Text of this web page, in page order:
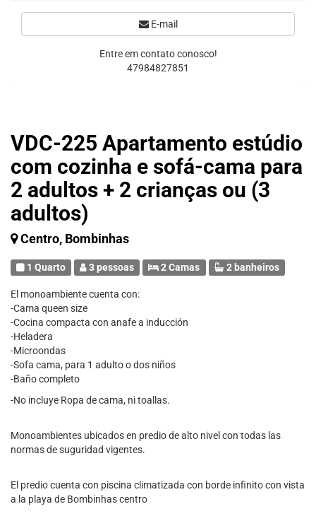
VDC-225 Apartamento estúdio
com cozinha e sofá-cama para
2 adultos + 2 crianças ou (3
adultos)
Centro, Bombinhas
1 Quarto 3 pessoas 2 Camas 2 banheiros
El monoambiente cuenta con:
-Cama queen size
-Cocina compacta con anafe a inducción
-Heladera
-Microondas
-Sofa cama, para 1 adulto o dos niños
-Baño completo
-No incluye Ropa de cama, ni toallas.
Monoambientes ubicados en predio de alto nivel con todas las
normas de suguridad vigentes.
El predio cuenta con piscina climatizada con borde infinito con vista
a la playa de Bombinhas centro
E-mail
Entre em contato conosco!
47984827851